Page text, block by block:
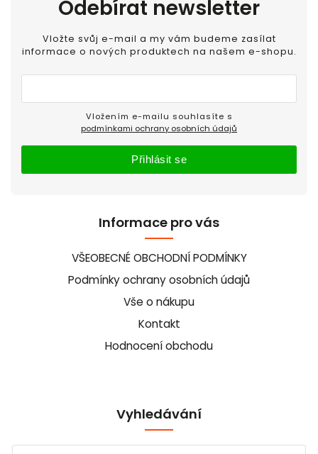
Informace pro vás
VŠEOBECNÉ OBCHODNÍ PODMÍNKY
Podmínky ochrany osobních údajů
Vše o nákupu
Kontakt
Hodnocení obchodu
Odebírat newsletter
Vložte svůj e-mail a my vám budeme zasílat
informace o nových produktech na našem e-shopu.
podmínkami ochrany osobních údajů
Přihlásit se
Vyhledávání